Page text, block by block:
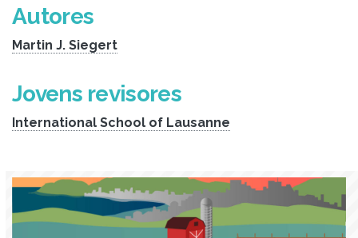
Autores
Martin J. Siegert
Jovens revisores
International School of Lausanne